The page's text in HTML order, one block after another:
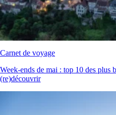
Carnet de voyage
Week‑ends de mai : top 10 des plus
(re)découvrir